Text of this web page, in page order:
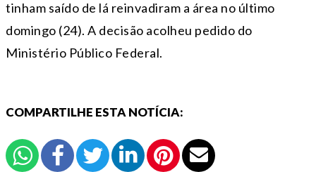
tinham saído de lá reinvadiram a área no último
domingo (24). A decisão acolheu pedido do
Ministério Público Federal.
COMPARTILHE ESTA NOTÍCIA: